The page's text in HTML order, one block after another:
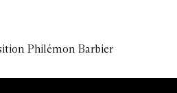
Philémon Barbier